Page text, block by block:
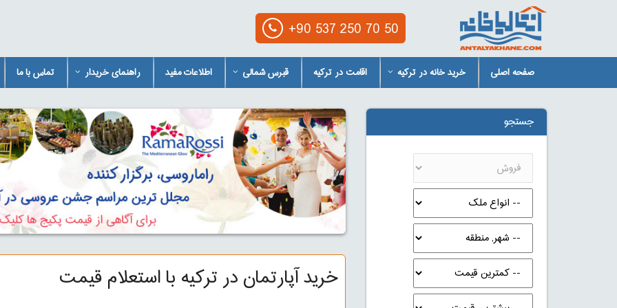
+90 537 250 70 50
صفحه اصلی خرید خانه در ترکیه اقامت در ترکیه قبرس شمالی اطلاعات مفید راهنمای خریدار تماس با ما
خرید آپارتمان در ترکیه با استعلام قیمت
جستجو